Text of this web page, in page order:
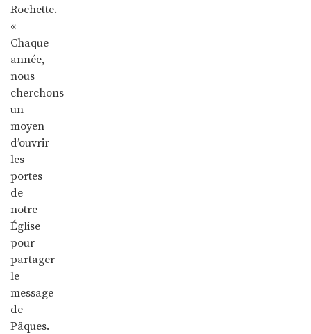
Rochette.
«
Chaque
année,
nous
cherchons
un
moyen
d’ouvrir
les
portes
de
notre
Église
pour
partager
le
message
de
Pâques.